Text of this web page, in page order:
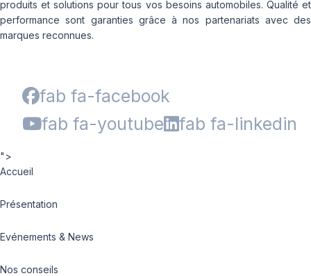
produits et solutions pour tous vos besoins automobiles. Qualité et
performance sont garanties grâce à nos partenariats avec des
marques reconnues.
fab fa-facebook
fab fa-youtube
fab fa-linkedin
">
Accueil
Présentation
Evénements & News
Nos conseils